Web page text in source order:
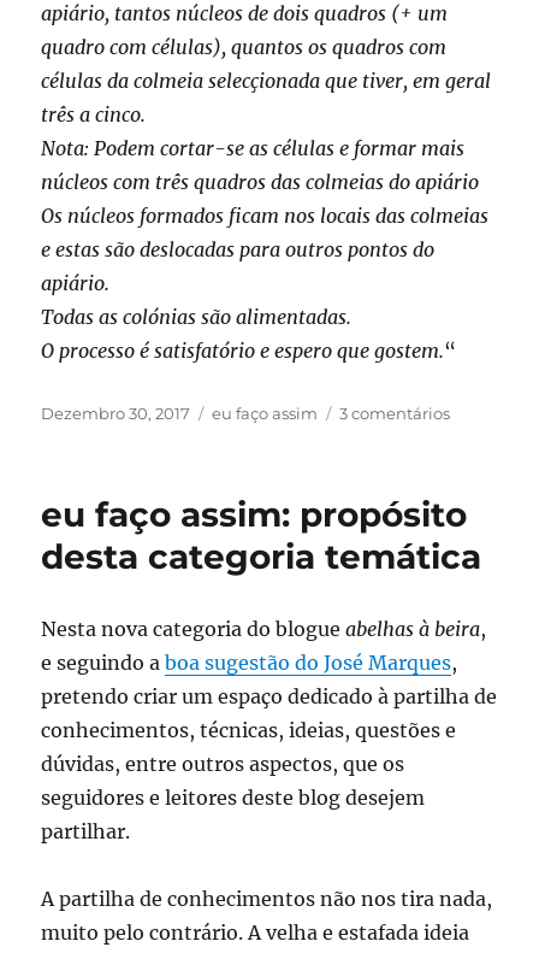
apiário, tantos núcleos de dois quadros (+ um
quadro com células), quantos os quadros com
células da colmeia selecçionada que tiver, em geral
três a cinco.
Nota: Podem cortar-se as células e formar mais
núcleos com três quadros das colmeias do apiário
Os núcleos formados ficam nos locais das colmeias
e estas são deslocadas para outros pontos do
apiário.
Todas as colónias são alimentadas.
O processo é satisfatório e espero que gostem.“
Publicado
Dezembro 30, 2017 Categorias
eu faço assim 3 comentáriosem
criação
abelhas
eu faço assim: propósito
desta categoria temática
Nesta nova categoria do blogueabelhas à beira,
e seguindo aboa sugestão do José Marques,
pretendo criar um espaço dedicado à partilha de
conhecimentos, técnicas, ideias, questões e
dúvidas, entre outros aspectos, que os
seguidores e leitores deste blog desejem
partilhar.
A partilha de conhecimentos não nos tira nada,
muito pelo contrário. A velha e estafada ideia